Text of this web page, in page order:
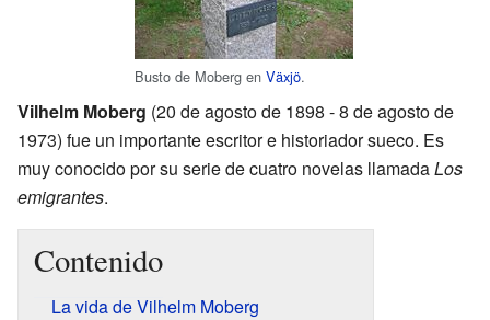
Busto de Moberg en Växjö.
Vilhelm Moberg (20 de agosto de 1898 - 8 de agosto de
1973) fue un importante escritor e historiador sueco. Es
muy conocido por su serie de cuatro novelas llamadaLos
emigrantes.
Contenido
La vida de Vilhelm Moberg